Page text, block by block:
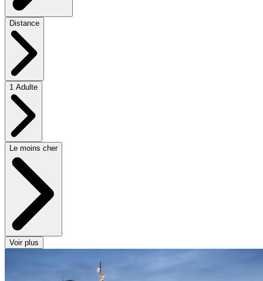
Distance
1 Adulte
Le moins cher
Voir plus